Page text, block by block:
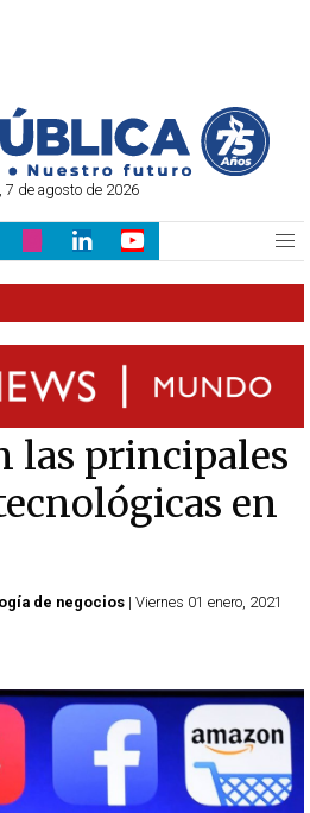
7 de agosto de 2026
las principales
en
de negocios | Viernes 01 enero, 2021